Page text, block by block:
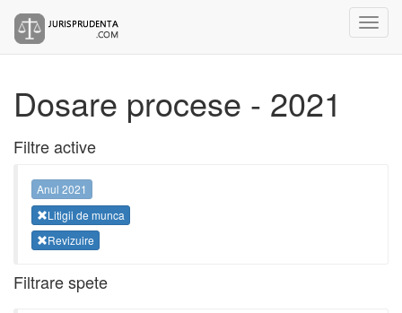
Dosare procese - 2021
Filtre active
Anul 2021
Litigii de munca
Revizuire
Filtrare spete